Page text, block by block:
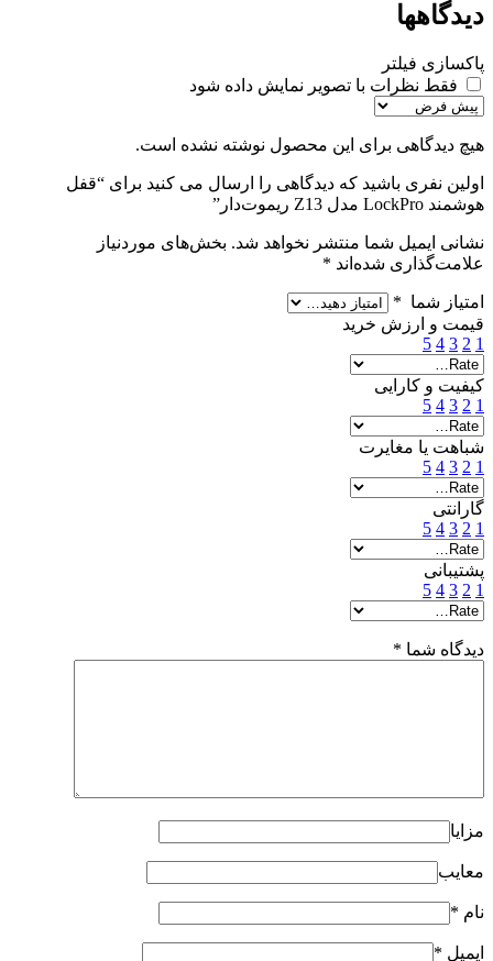
دیدگاهها
پاکسازی فیلتر
فقط نظرات با تصویر نمایش داده شود
هیچ دیدگاهی برای این محصول نوشته نشده است.
اولین نفری باشید که دیدگاهی را ارسال می کنید برای “قفل
هوشمند LockPro مدل Z13 ریموت‌دار”
نشانی ایمیل شما منتشر نخواهد شد. بخش‌های موردنیاز
علامت‌گذاری شده‌اند *
امتیاز شما *
قیمت و ارزش خرید
1
2
3
4
5
کیفیت و کارایی
1
2
3
4
5
شباهت یا مغایرت
1
2
3
4
5
گارانتی
1
2
3
4
5
پشتیبانی
1
2
3
4
5
دیدگاه شما *
مزایا
معایب
نام *
ایمیل *